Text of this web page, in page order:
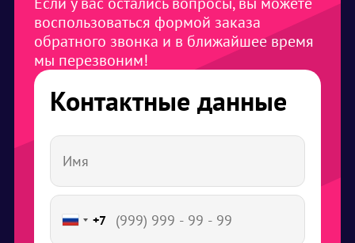
воспользоваться формой заказа
обратного звонка и в ближайшее время
мы перезвоним!
Контактные данные
+7